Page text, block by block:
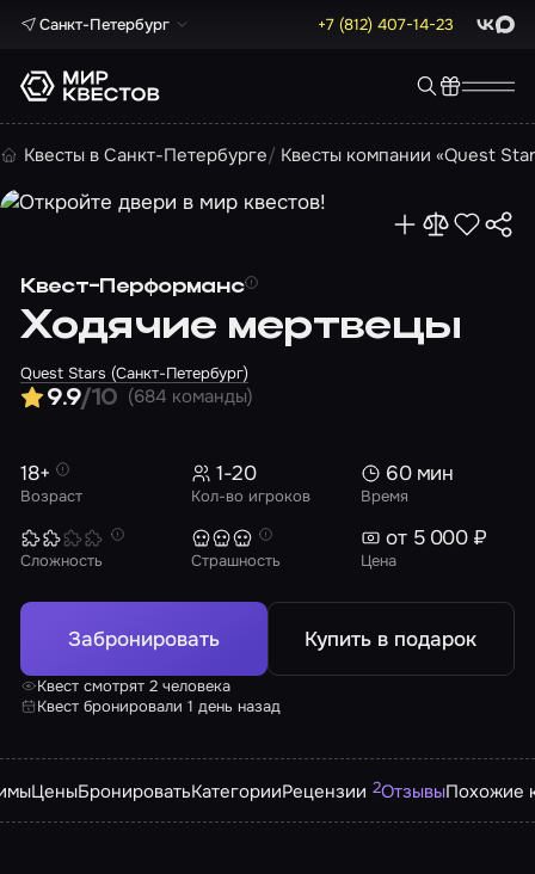
Санкт-Петербург +7 (812) 407-14-23 Max
Квесты в Санкт-Петербурге Квесты компании «Quest
Квест-Перформанс
Ходячие мертвецы
Quest Stars (Санкт-Петербург)
9.9/10 (684 команды)
Возраст
18+
Кол-во игроков
1-20
Время
60 мин
Сложность Страшность Цена
от 5 000 ₽
Забронировать Купить в подарок
Квест смотрят 2 человека
Квест бронировали 1 день назад
ЦеныБронироватьКатегорииРецензии 2ОтзывыПохожие